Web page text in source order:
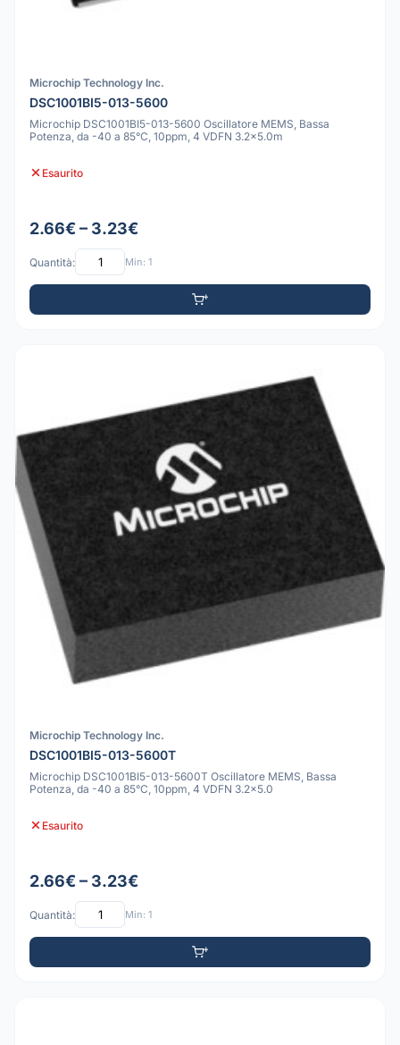
Microchip Technology Inc.
DSC1001BI5-013-5600
Microchip DSC1001BI5-013-5600 Oscillatore MEMS, Bassa
Potenza, da -40 a 85°C, 10ppm, 4 VDFN 3.2x5.0m
Esaurito
2.66€ – 3.23€
Quantità: Min: 1
Microchip Technology Inc.
DSC1001BI5-013-5600T
Microchip DSC1001BI5-013-5600T Oscillatore MEMS, Bassa
Potenza, da -40 a 85°C, 10ppm, 4 VDFN 3.2x5.0
Esaurito
2.66€ – 3.23€
Quantità: Min: 1